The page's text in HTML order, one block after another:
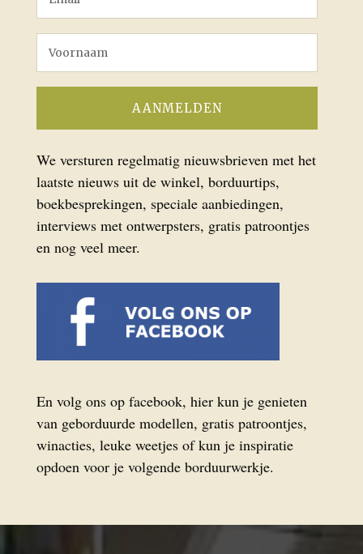
We versturen regelmatig nieuwsbrieven met het
laatste nieuws uit de winkel, borduurtips,
boekbesprekingen, speciale aanbiedingen,
interviews met ontwerpsters, gratis patroontjes
en nog veel meer.
En volg ons op facebook, hier kun je genieten
van geborduurde modellen, gratis patroontjes,
winacties, leuke weetjes of kun je inspiratie
opdoen voor je volgende borduurwerkje.